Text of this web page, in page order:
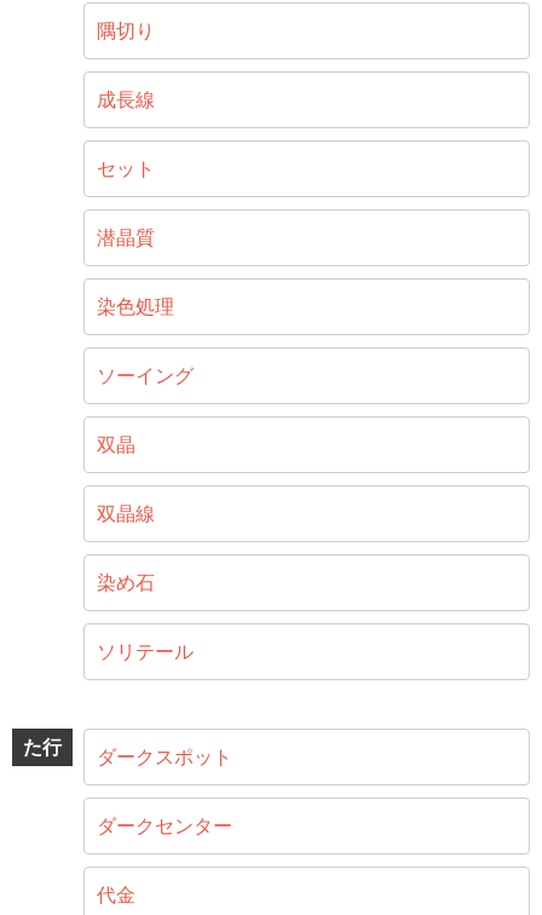
隅切り
成長線
セット
潜晶質
染色処理
ソーイング
双晶
双晶線
染め石
ソリテール
た行 ダークスポット
ダークセンター
代金